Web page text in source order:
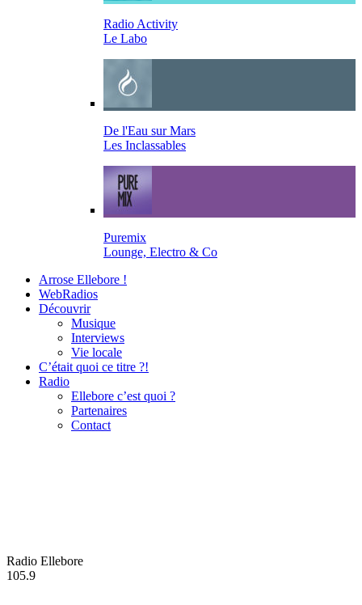
Radio Activity
Le Labo
De l'Eau sur Mars
Les Inclassables
Puremix
Lounge, Electro & Co
Arrose Ellebore !
WebRadios
Découvrir
Musique
Interviews
Vie locale
C’était quoi ce titre ?!
Radio
Ellebore c’est quoi ?
Partenaires
Contact
Radio Ellebore
105.9